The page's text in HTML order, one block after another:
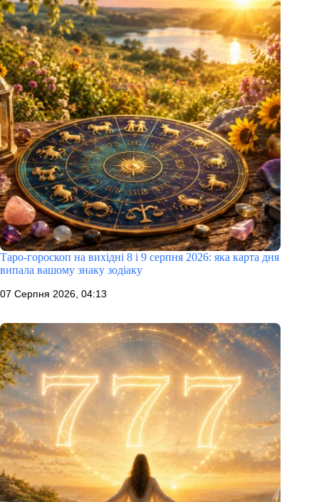
Таро-гороскоп на вихідні 8 і 9 серпня 2026: яка карта дня
випала вашому знаку зодіаку
07 Серпня 2026, 04:13